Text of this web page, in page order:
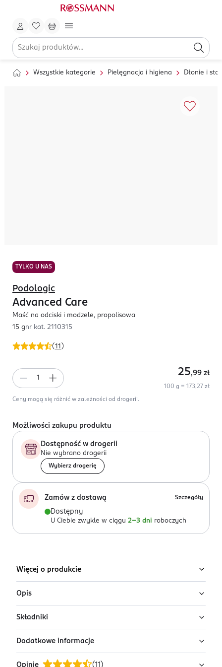
Wszystkie kategorie Pielęgnacja i higiena Dłonie i
TYLKO U NAS
(11 )
Podologic
Advanced Care
Maść na odciski i modzele, propolisowa
15 gnr kat. 2110315
25,99 zł
100 g = 173,27 zł
Ceny mogą się różnić w zależności od drogerii.
Możliwości zakupu produktu
Dostępność w drogerii
Nie wybrano drogerii
Wybierz drogerię
Zamów z dostawą Szczegóły
Dostępny
U Ciebie zwykle w ciągu 2-3 dni roboczych
Więcej o produkcie
Opis
Zmiękczająca maść na odciski i modzele
Podologic Advanced Care The Feet Coach by
Nivelazione
Zmiękczająca maść na modzele i nagniotki Podologic
Składniki
Ingredients: : GLYCERIN, AQUA, GLYCERYL STEARATE SE,
UREA, DECYL OLEATE, PROPOLIS EXTRACT, GLYCERYL
Dodatkowe informacje
Opinie (11 )